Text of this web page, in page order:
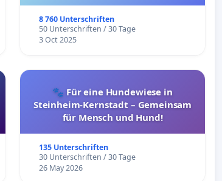
8 760 Unterschriften
50 Unterschriften / 30 Tage
3 Oct 2025
🐾 Für eine Hundewiese in
Steinheim-Kernstadt – Gemeinsam
für Mensch und Hund!
135 Unterschriften
30 Unterschriften / 30 Tage
26 May 2026